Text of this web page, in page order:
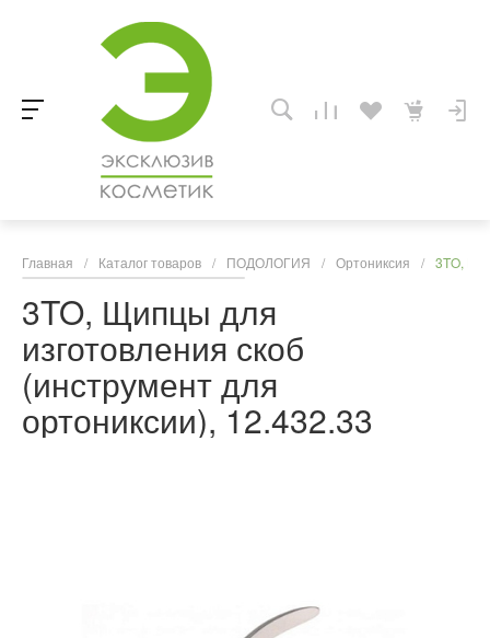
Главная / Каталог товаров / ПОДОЛОГИЯ / Ортониксия / 3TO,
3TO, Щипцы для
изготовления скоб
(инструмент для
ортониксии), 12.432.33